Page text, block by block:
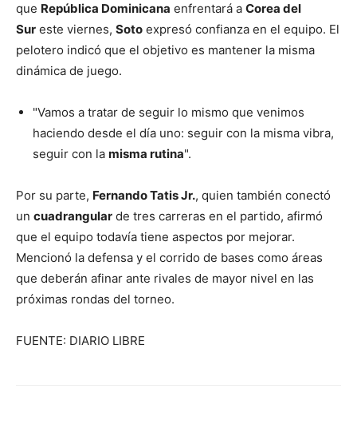
que República Dominicana enfrentará a Corea del
Sur este viernes, Soto expresó confianza en el equipo. El
pelotero indicó que el objetivo es mantener la misma
dinámica de juego.
"Vamos a tratar de seguir lo mismo que venimos
haciendo desde el día uno: seguir con la misma vibra,
seguir con la misma rutina".
Por su parte, Fernando Tatis Jr., quien también conectó
un cuadrangular de tres carreras en el partido, afirmó
que el equipo todavía tiene aspectos por mejorar.
Mencionó la defensa y el corrido de bases como áreas
que deberán afinar ante rivales de mayor nivel en las
próximas rondas del torneo.
FUENTE: DIARIO LIBRE